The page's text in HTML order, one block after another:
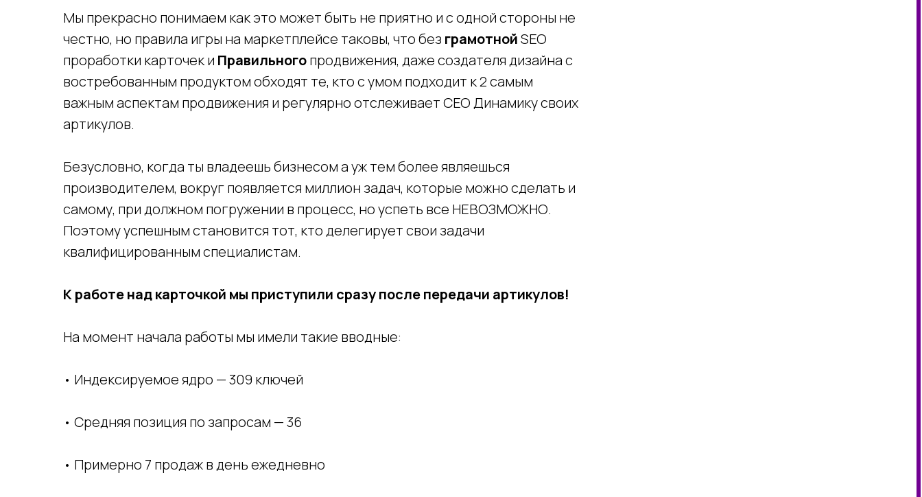
Мы прекрасно понимаем как это может быть не приятно и с одной стороны не
честно, но правила игры на маркетплейсе таковы, что без грамотнойSEO
проработки карточек и Правильногопродвижения, даже создателя дизайна с
востребованным продуктом обходят те, кто с умом подходит к 2 самым
важным аспектам продвижения и регулярно отслеживает СЕО Динамику своих
артикулов.
Безусловно, когда ты владеешь бизнесом а уж тем более являешься
производителем, вокруг появляется миллион задач, которые можно сделать и
самому, при должном погружении в процесс, но успеть все НЕВОЗМОЖНО.
Поэтому успешным становится тот, кто делегирует свои задачи
квалифицированным специалистам.
К работе над карточкой мы приступили сразу после передачи артикулов!
На момент начала работы мы имели такие вводные:
• Индексируемое ядро — 309 ключей
• Средняя позиция по запросам — 36
• Примерно 7 продаж в день ежедневно